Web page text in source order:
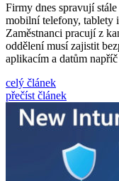
Firmy dnes spravují
mobilní telefony, tablety
Zaměstnanci pracují z
oddělení musí zajistit
aplikacím a datům
celý článek
přečíst článek